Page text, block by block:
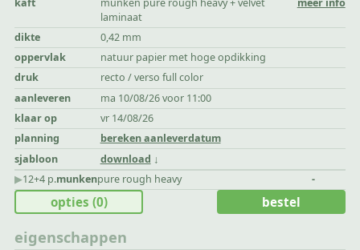
laminaat
dikte
0,42 mm
oppervlak
natuur papier met hoge opdikking
druk
recto / verso full color
aanleveren
ma 10/08/26 voor 11:00
klaar op
vr 14/08/26
planning
bereken aanleverdatum
sjabloon
download
▶︎12+4 p.munkenpure rough heavy -
eigenschappen
opties (0) bestel